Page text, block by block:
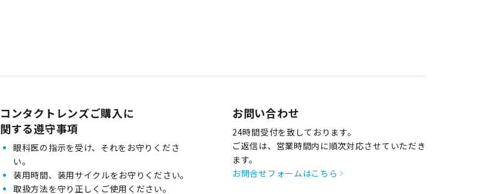
コンタクトレンズご購入に
関する遵守事項
眼科医の指示を受け、それをお守りくださ
い。
装用時間、装用サイクルをお守りください。
取扱方法を守り正しくご使用ください。
お問い合わせ
24時間受付を致しております。
ご返信は、営業時間内に順次対応させていただき
ます。
お問合せフォームはこちら